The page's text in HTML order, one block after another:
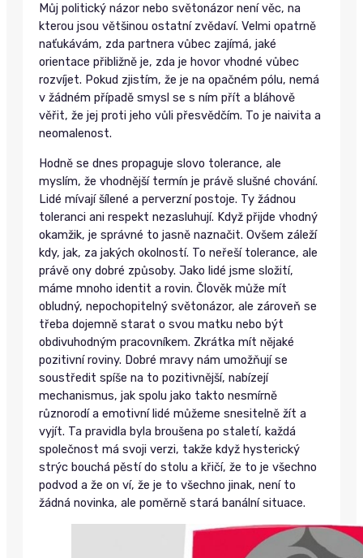
Můj politický názor nebo světonázor není věc, na
kterou jsou většinou ostatní zvědaví. Velmi opatrně
naťukávám, zda partnera vůbec zajímá, jaké
orientace přibližně je, zda je hovor vhodné vůbec
rozvíjet. Pokud zjistím, že je na opačném pólu, nemá
v žádném případě smysl se s ním přít a bláhově
věřit, že jej proti jeho vůli přesvědčím. To je naivita a
neomalenost.
Hodně se dnes propaguje slovo tolerance, ale
myslím, že vhodnější termín je právě slušné chování.
Lidé mívají šílené a perverzní postoje. Ty žádnou
toleranci ani respekt nezasluhují. Když přijde vhodný
okamžik, je správné to jasně naznačit. Ovšem záleží
kdy, jak, za jakých okolností. To neřeší tolerance, ale
právě ony dobré způsoby. Jako lidé jsme složití,
máme mnoho identit a rovin. Člověk může mít
obludný, nepochopitelný světonázor, ale zároveň se
třeba dojemně starat o svou matku nebo být
obdivuhodným pracovníkem. Zkrátka mít nějaké
pozitivní roviny. Dobré mravy nám umožňují se
soustředit spíše na to pozitivnější, nabízejí
mechanismus, jak spolu jako takto nesmírně
různorodí a emotivní lidé můžeme snesitelně žít a
vyjít. Ta pravidla byla broušena po staletí, každá
společnost má svoji verzi, takže když hysterický
strýc bouchá pěstí do stolu a křičí, že to je všechno
podvod a že on ví, že je to všechno jinak, není to
žádná novinka, ale poměrně stará banální situace.